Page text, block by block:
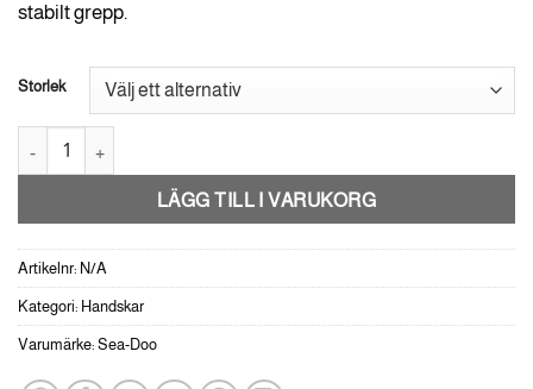
stabilt grepp.
Storlek
Sea-Doo Choppy handskar mängd
LÄGG TILL I VARUKORG
Artikelnr: N/A
Kategori: Handskar
Varumärke: Sea-Doo